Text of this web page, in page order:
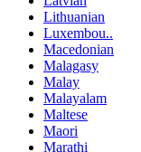
Lithuanian
Luxembou..
Macedonian
Malagasy
Malay
Malayalam
Maltese
Maori
Marathi